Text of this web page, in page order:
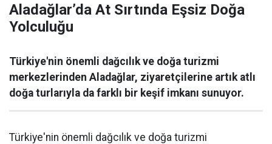
Aladağlar’da At Sırtında Eşsiz Doğa
Yolculuğu
Türkiye'nin önemli dağcılık ve doğa turizmi
merkezlerinden Aladağlar, ziyaretçilerine artık atlı
doğa turlarıyla da farklı bir keşif imkanı sunuyor.
Türkiye'nin önemli dağcılık ve doğa turizmi